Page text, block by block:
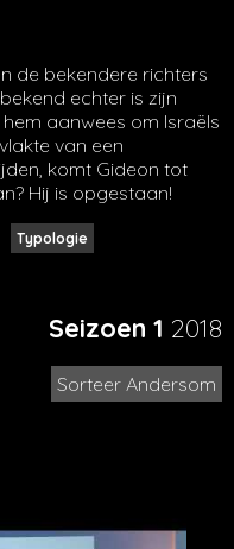
de bekendere richters
echter is zijn
aanwees om Israëls
van een
komt Gideon tot
Hij is opgestaan!
Typologie
Seizoen 1 2018
Sorteer Andersom